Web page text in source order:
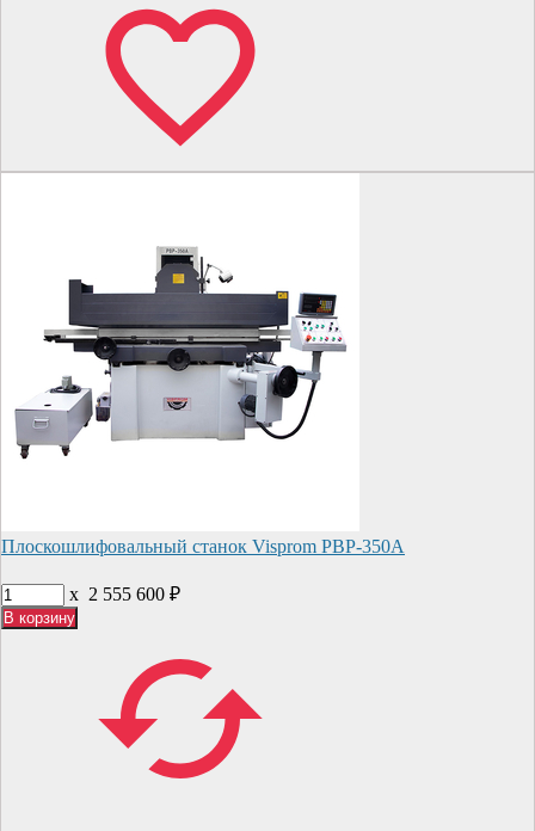
Плоскошлифовальный станок Visprom PBP-350A
x 2 555 600 ₽